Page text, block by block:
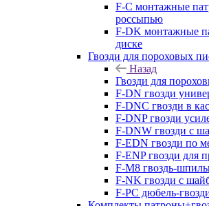
F-C монтажные
россыпью
F-DK монтажные
диске
Гвозди для пороховых
Назад
Гвозди для
F-DN гвозди
F-DNC гвозди в
F-DNP гвозди
F-DNW гвозди с
F-EDN гвозди по
F-ENP гвозди для
F-M8 гвоздь-
F-NK гвозди с
F-PC дюбель-